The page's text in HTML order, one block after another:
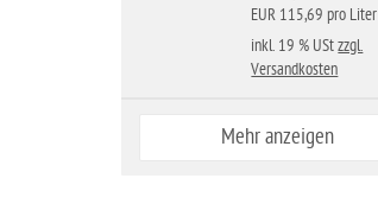
EUR 115,69 pro Liter
inkl. 19 % UStzzgl.
Versandkosten
Mehr anzeigen